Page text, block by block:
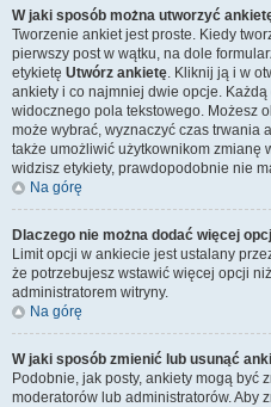
W jaki sposób można utworzyć
Tworzenie ankiet jest proste. Kiedy
pierwszy post w wątku, na dole
etykietę Utwórz ankietę. Kliknij ją i w
ankiety i co najmniej dwie opcje.
widocznego pola tekstowego. Możesz
może wybrać, wyznaczyć czas trwania
także umożliwić użytkownikom zmianę
widzisz etykiety, prawdopodobnie nie
Na górę
Dlaczego nie można dodać więcej
Limit opcji w ankiecie jest ustalany
że potrzebujesz wstawić więcej opcji
administratorem witryny.
Na górę
W jaki sposób zmienić lub usunąć
Podobnie, jak posty, ankiety mogą być
moderatorów lub administratorów. Aby